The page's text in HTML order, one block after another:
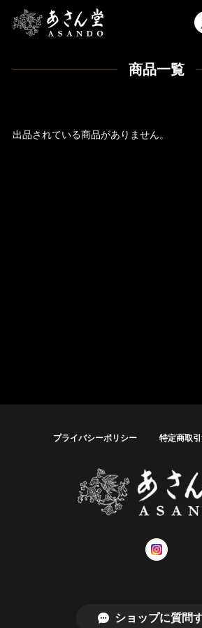
商品一覧
出品されている商品がありません。
プライバシーポリシー 特定商取
ショップに質問